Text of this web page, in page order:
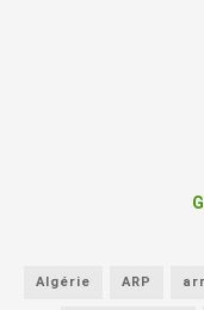
Algérie ARP